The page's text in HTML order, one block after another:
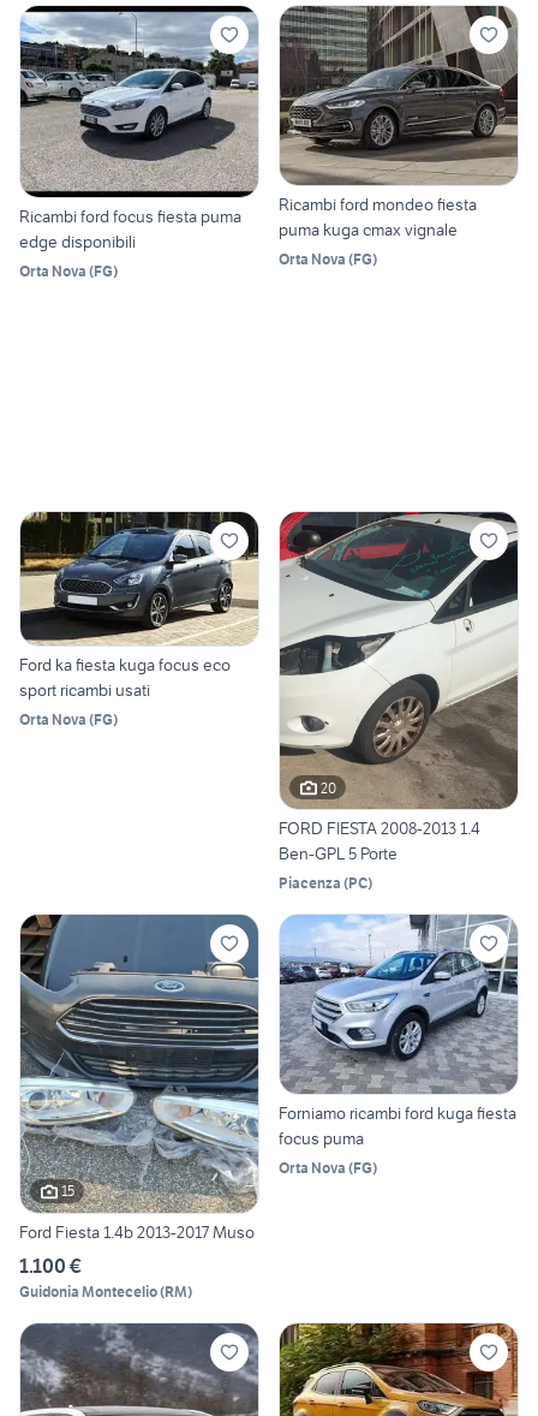
Ricambi ford focus fiesta puma
edge disponibili
Orta Nova (FG)
Ricambi ford mondeo fiesta
puma kuga cmax vignale
Orta Nova (FG)
Ford ka fiesta kuga focus eco
sport ricambi usati
Orta Nova (FG)
20
FORD FIESTA 2008-2013 1.4
Ben-GPL 5 Porte
Piacenza (PC)
15
Ford Fiesta 1.4b 2013-2017 Muso
1.100 €
Guidonia Montecelio(RM)
Forniamo ricambi ford kuga fiesta
focus puma
Orta Nova (FG)